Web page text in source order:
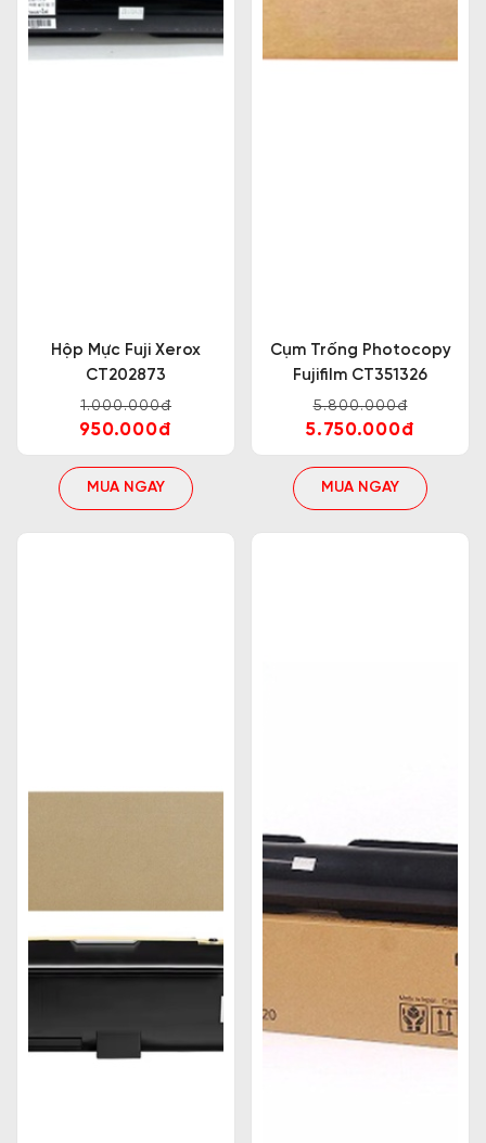
Hộp Mực Fuji Xerox
CT202873
1.000.000đ
950.000đ
MUA NGAY
Cụm Trống Photocopy
Fujifilm CT351326
5.800.000đ
5.750.000đ
MUA NGAY